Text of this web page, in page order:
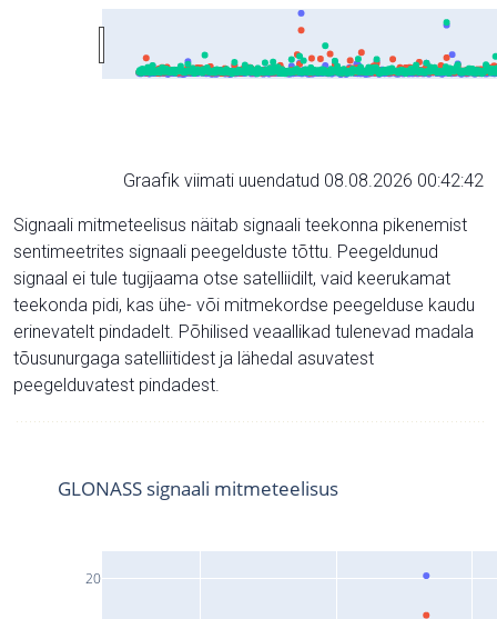
Graafik viimati uuendatud 08.08.2026 00:42:42
Signaali mitmeteelisus näitab signaali teekonna pikenemist
sentimeetrites signaali peegelduste tõttu. Peegeldunud
signaal ei tule tugijaama otse satelliidilt, vaid keerukamat
teekonda pidi, kas ühe- või mitmekordse peegelduse kaudu
erinevatelt pindadelt. Põhilised veaallikad tulenevad madala
tõusunurgaga satelliitidest ja lähedal asuvatest
peegelduvatest pindadest.
20
GLONASS signaali mitmeteelisus